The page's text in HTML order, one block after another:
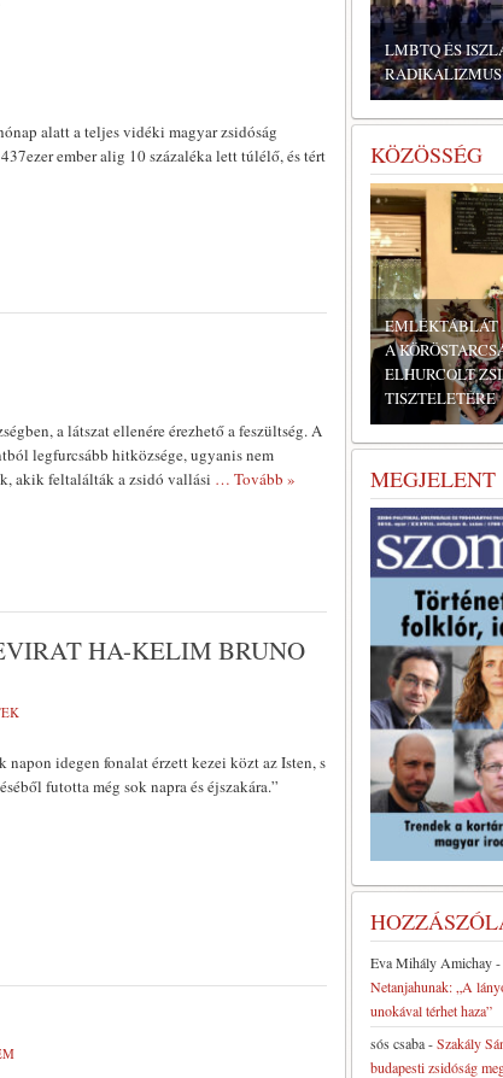
alatt a teljes vidéki magyar zsidóság
ember alig 10 százaléka lett túlélő, és tért
a látszat ellenére érezhető a feszültség. A
legfurcsább hitközsége, ugyanis nem
akik feltalálták a zsidó vallási … Tovább »
HA-KELIM BRUNO
napon idegen fonalat érzett kezei közt az Isten, s
futotta még sok napra és éjszakára.”
LMBTQ ÉS
RADIKALIZMUS
KÖZÖSSÉG
EMLÉKTÁBLÁT ÁLLÍTOTTAK
MEGJELENT
Eva Mihály Amichay-
Netanjahunak: „A
unokával térhet haza”
sós csaba-Szakály
budapesti zsidóság